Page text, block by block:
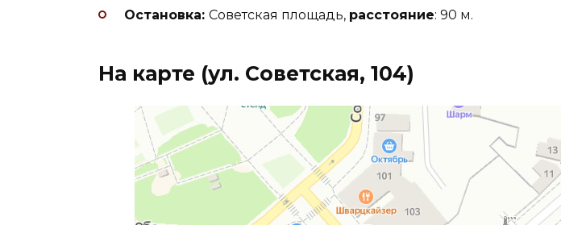
Остановка: Советская площадь, расстояние: 90 м.
На карте (ул. Советская, 104)